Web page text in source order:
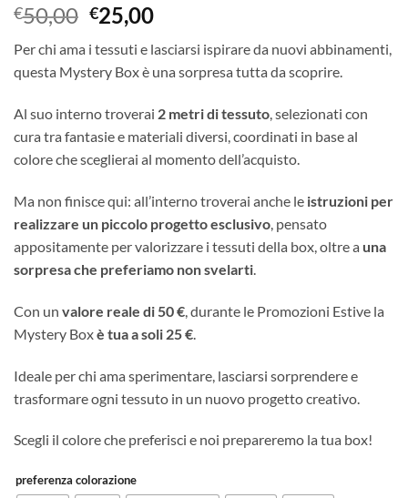
€50,00 Il
prezzo
originale
era:
€25,00Il
attuale
è:
Per chi ama i tessuti e lasciarsi ispirare da nuovi abbinamenti,
questa Mystery Box è una sorpresa tutta da scoprire.
Al suo interno troverai 2 metri di tessuto, selezionati con
cura tra fantasie e materiali diversi, coordinati in base al
colore che sceglierai al momento dell’acquisto.
Ma non finisce qui: all’interno troverai anche le istruzioni per
realizzare un piccolo progetto esclusivo, pensato
appositamente per valorizzare i tessuti della box, oltre a una
sorpresa che preferiamo non svelarti.
Con un valore reale di 50 €, durante le Promozioni Estive la
Mystery Boxè tua a soli 25 €.
Ideale per chi ama sperimentare, lasciarsi sorprendere e
trasformare ogni tessuto in un nuovo progetto creativo.
Scegli il colore che preferisci e noi prepareremo la tua box!
preferenza colorazione